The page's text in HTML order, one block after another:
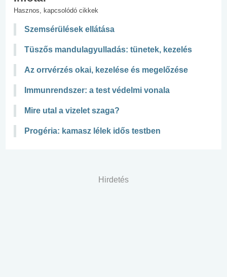
Hasznos, kapcsolódó cikkek
Szemsérülések ellátása
Tüszős mandulagyulladás: tünetek, kezelés
Az orrvérzés okai, kezelése és megelőzése
Immunrendszer: a test védelmi vonala
Mire utal a vizelet szaga?
Progéria: kamasz lélek idős testben
Hirdetés